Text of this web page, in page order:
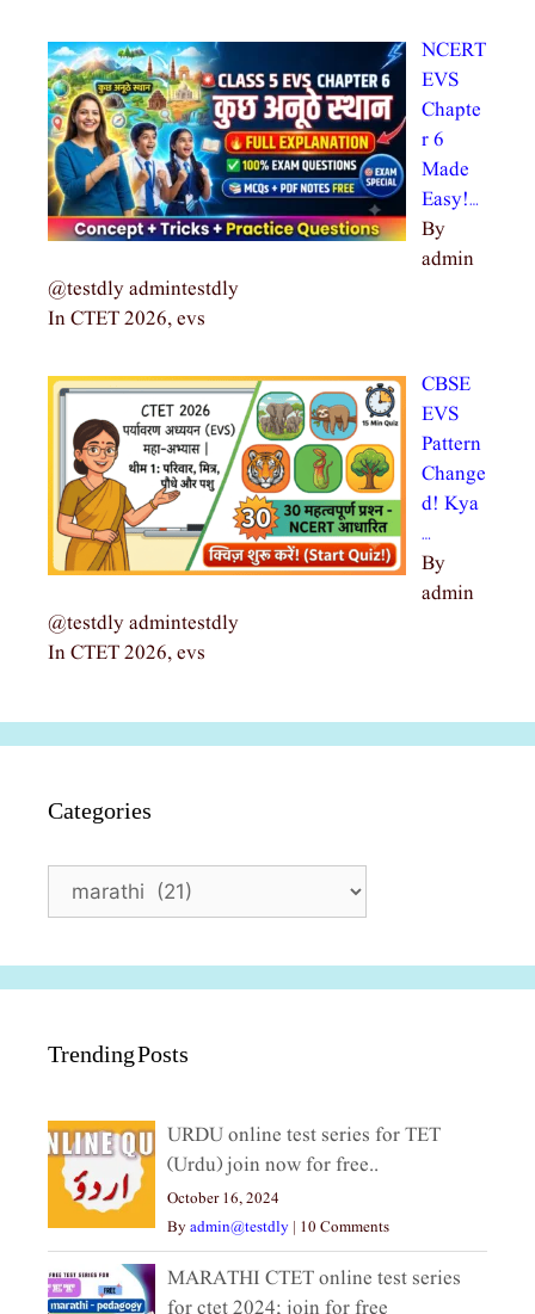
NCERT
EVS
Chapte
r 6
Made
Easy!…
By
admin
@testdly admintestdly
In CTET 2026, evs
CBSE
EVS
Pattern
Change
d! Kya
…
By
admin
@testdly admintestdly
In CTET 2026, evs
Categories
Categories
Trending Posts
URDU online test series for TET
(Urdu) join now for free..
October 16, 2024
Byadmin@testdly | 10 Comments
MARATHI CTET online test series